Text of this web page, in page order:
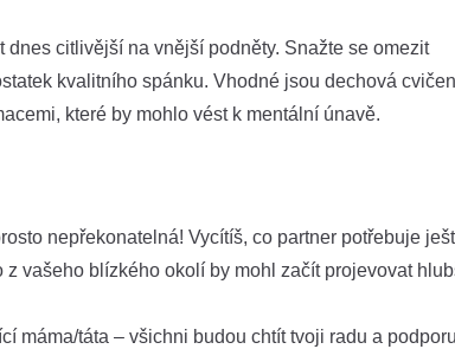
dnes citlivější na vnější podněty. Snažte se omezit
kvalitního spánku. Vhodné jsou dechová
které by mohlo vést k mentální únavě.
nepřekonatelná! Vycítíš, co partner potřebuje
vašeho blízkého okolí by mohl začít projevovat
máma/táta – všichni budou chtít tvoji radu a